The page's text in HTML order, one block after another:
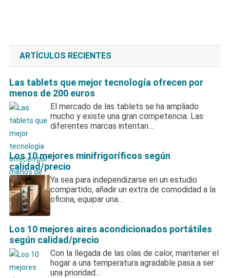
ARTÍCULOS RECIENTES
Las tablets que mejor tecnología ofrecen por
menos de 200 euros
El mercado de las tablets se ha ampliado
mucho y existe una gran competencia. Las
diferentes marcas intentan…
Los 10 mejores minifrigoríficos según
calidad/precio
Ya sea para independizarse en un estudio
compartido, añadir un extra de comodidad a la
oficina, equipar una…
Los 10 mejores aires acondicionados portátiles
según calidad/precio
Con la llegada de las olas de calor, mantener el
hogar a una temperatura agradable pasa a ser
una prioridad…